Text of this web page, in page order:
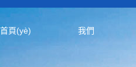
首頁(yè) 我們